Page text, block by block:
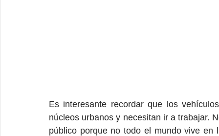
Es interesante recordar que los
núcleos urbanos y necesitan ir a trabajar.
público porque no todo el mundo vive